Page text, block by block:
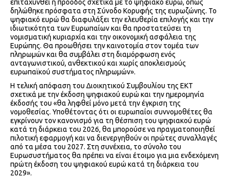
επιταχυνθεί η πρόοδος σχετικά με το ψηφιακό ευρώ, όπως
δηλώθηκε πρόσφατα στη Σύνοδο Κορυφής της ευρωζώνης. Το
ψηφιακό ευρώ θα διαφυλάξει την ελευθερία επιλογής και την
ιδιωτικότητα των Ευρωπαίων και θα προστατεύσει τη
νομισματική κυριαρχία και την οικονομική ασφάλεια της
Ευρώπης. Θα προωθήσει την καινοτομία στον τομέα των
πληρωμών και θα συμβάλει στη διαμόρφωση ενός
ανταγωνιστικού, ανθεκτικού και χωρίς αποκλεισμούς
ευρωπαϊκού συστήματος πληρωμών».
Η τελική απόφαση του Διοικητικού Συμβουλίου της ΕΚΤ
σχετικά με την έκδοση ψηφιακού ευρώ και την ημερομηνία
έκδοσής του «θα ληφθεί μόνο μετά την έγκριση της
νομοθεσίας. Υποθέτοντας ότι οι ευρωπαίοι συννομοθέτες θα
εγκρίνουν τον κανονισμό για τη θέσπιση του ψηφιακού ευρώ
κατά τη διάρκεια του 2026, θα μπορούσε να πραγματοποιηθεί
πιλοτική εφαρμογή και να διενεργηθούν οι πρώτες συναλλαγές
από τα μέσα του 2027. Στη συνέχεια, το σύνολο του
Ευρωσυστήματος θα πρέπει να είναι έτοιμο για μια ενδεχόμενη
πρώτη έκδοση του ψηφιακού ευρώ κατά τη διάρκεια του
2029».